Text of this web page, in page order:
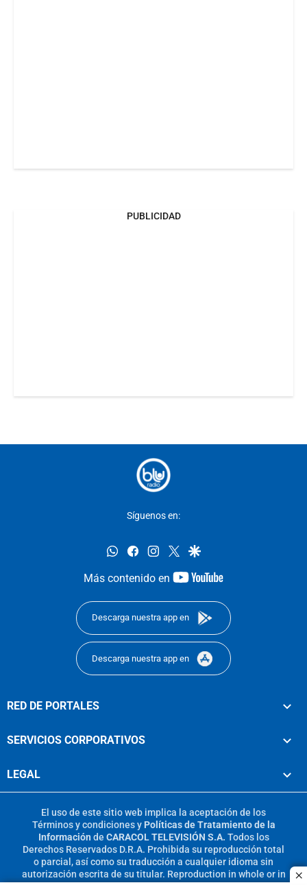
PUBLICIDAD
Síguenos en:
whatsappfacebookinstagram
twittergoogle
Más contenido en
youtube-
Descarga nuestra app en
Descarga nuestra app en
RED DE PORTALES
SERVICIOS CORPORATIVOS
LEGAL
El uso de este sitio web implica la aceptación de los
Términos y condicionesy Políticas de Tratamiento de la
Información de CARACOL TELEVISIÓN S.A. Todos los
Derechos Reservados D.R.A. Prohibida su reproducción total
o parcial, así como su traducción a cualquier idioma sin
autorización escrita de su titular. Reproduction in whole or in